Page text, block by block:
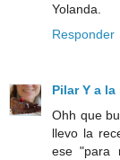
Yolanda.
Responder
Pilar Y a la
Ohh que
llevo la
ese "para